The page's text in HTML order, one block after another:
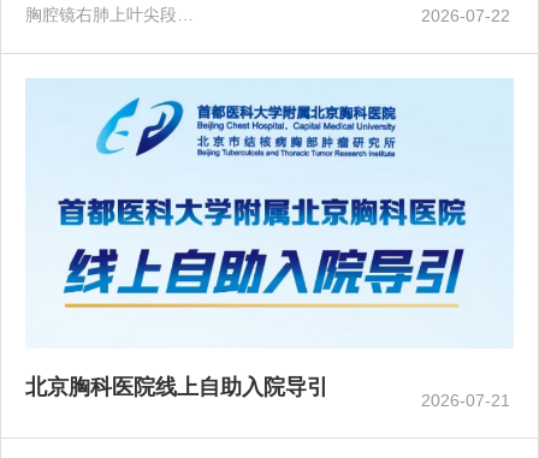
2026-07-22
胸腔镜右肺上叶尖段…
2026-07-21
北京胸科医院线上自助入院导引